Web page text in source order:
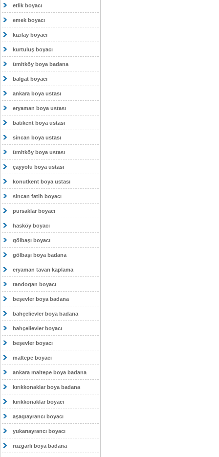
etlik boyacı
emek boyacı
kızılay boyacı
kurtuluş boyacı
ümitköy boya badana
balgat boyacı
ankara boya ustası
eryaman boya ustası
batıkent boya ustası
sincan boya ustası
ümitköy boya ustası
çayyolu boya ustası
konutkent boya ustası
sincan fatih boyacı
pursaklar boyacı
hasköy boyacı
gölbaşı boyacı
gölbaşı boya badana
eryaman tavan kaplama
tandogan boyacı
beşevler boya badana
bahçelievler boya badana
bahçelievler boyacı
beşevler boyacı
maltepe boyacı
ankara maltepe boya badana
kırıkkonaklar boya badana
kırıkkonaklar boyacı
aşagıayrancı boyacı
yukarıayrancı boyacı
rüzgarlı boya badana